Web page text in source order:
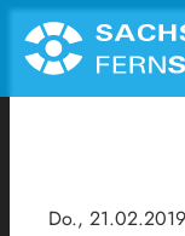
Do., 21.02.2019